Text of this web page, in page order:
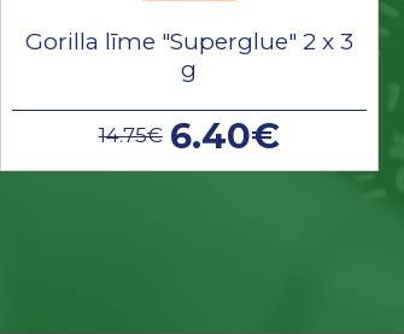
Gorilla līme "Superglue" 2 x 3
g
14.75€ 6.40€